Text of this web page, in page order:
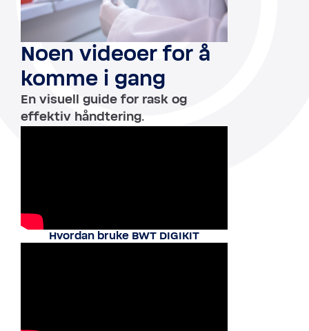
Noen videoer for å
komme i gang
En visuell guide for rask og
effektiv håndtering.
Hvordan bruke BWT DIGIKIT